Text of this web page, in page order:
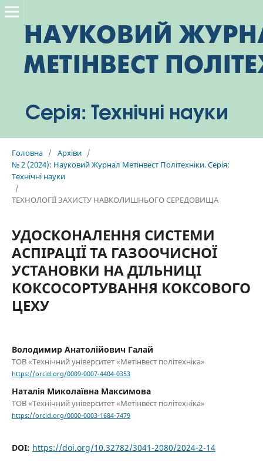
Головна / Архіви /
№ 2 (2024): Науковий Журнал Метінвест Політехніки. Серія:
Технічні науки
/
ТЕХНОЛОГІЇ ЗАХИСТУ НАВКОЛИШНЬОГО СЕРЕДОВИЩА
УДОСКОНАЛЕННЯ СИСТЕМИ
АСПІРАЦІЇ ТА ГАЗООЧИСНОЇ
УСТАНОВКИ НА ДІЛЬНИЦІ
КОКСОСОРТУВАННЯ КОКСОВОГО
ЦЕХУ
Володимир Анатолійович Галай
ТОВ «Технічний університет «Метінвест політехніка»
https://orcid.org/0009-0007-4404-0353
Наталія Миколаївна Максимова
ТОВ «Технічний університет «Метінвест політехніка»
https://orcid.org/0000-0003-1684-7479
DOI: https://doi.org/10.32782/3041-2080/2024-2-14